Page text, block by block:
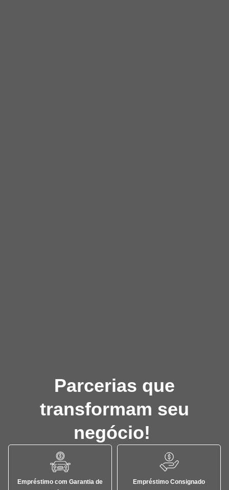
Parcerias que
transformam seu
negócio!
Empréstimo com Garantia de
Empréstimo Consignado